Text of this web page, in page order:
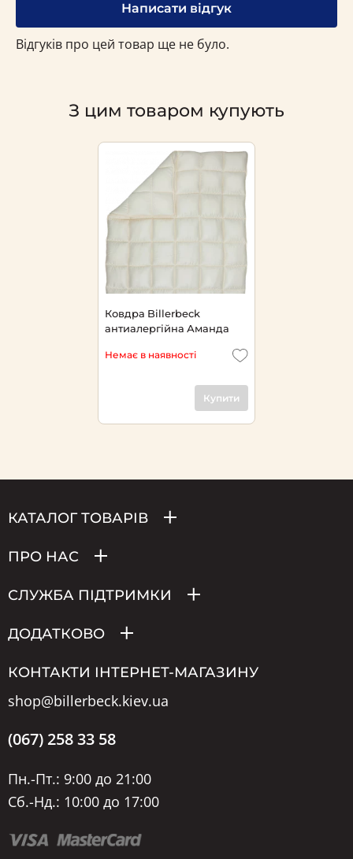
Написати відгук
Відгуків про цей товар ще не було.
З цим товаром купують
Ковдра Billerbeck
антиалергійна Аманда
Немає в наявності
Купити
КАТАЛОГ ТОВАРІВ
ПРО НАС
СЛУЖБА ПІДТРИМКИ
ДОДАТКОВО
КОНТАКТИ ІНТЕРНЕТ-МАГАЗИНУ
shop@billerbeck.kiev.ua
(067) 258 33 58
Пн.-Пт.: 9:00 до 21:00
Сб.-Нд.: 10:00 до 17:00